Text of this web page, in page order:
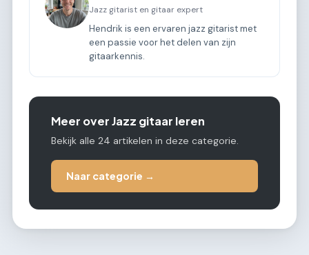
Jazz gitarist en gitaar expert
Hendrik is een ervaren jazz gitarist met
een passie voor het delen van zijn
gitaarkennis.
Meer over Jazz gitaar leren
Bekijk alle 24 artikelen in deze categorie.
Naar categorie →